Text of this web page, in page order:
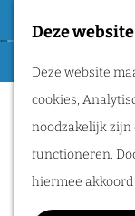
Deze
Deze website
cookies,
noodzakelijk zijn
functioneren.
hiermee akkoord
a
F
a
v
o
r
i
e
M
e
n
u